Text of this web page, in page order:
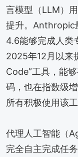
言模型（LLM）
提升。Anthropic
4.6能够完成人类
2025年12月以来
Code”工具，能
码，也在指数级
所有积极使用该
代理人工智能（
完全自主完成任